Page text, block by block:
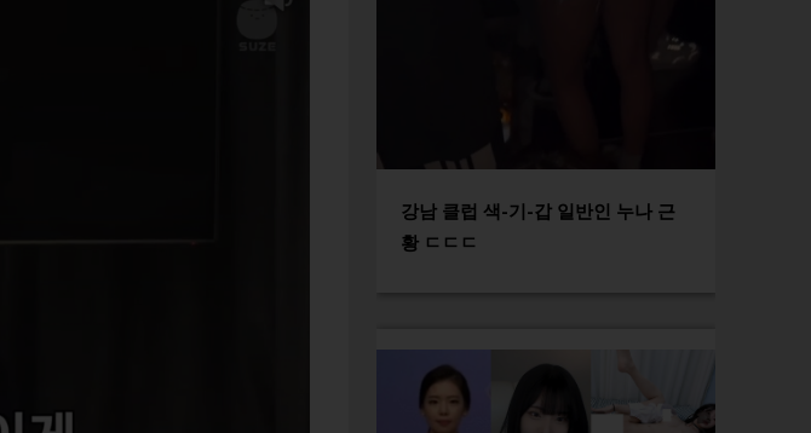
강남 클럽 색-기-갑 일반인 누나 근
황 ㄷㄷㄷ